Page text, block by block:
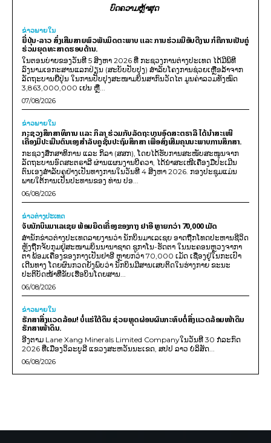
ບົດຄວາມຫຼ້າສຸດ
ຂ່າວພາຍ​ໃນ
ຍີ່ປຸ່ນ-ລາວ ສົ່ງເສີມສາຍພົວພັນມິດຕະພາບ ແລະ ການຮ່ວມມືອັນດີງາມ ກໍຄືການເປັນຄູ່
ຮ່ວມຍຸດທະສາດຮອບດ້ານ.
ໃນຕອນບ່າຍຂອງວັນທີ 5 ສິງຫາ 2026 ທີ່ ກະຊວງການຕ່າງປະເທດ ໄດ້ມີພິທີ
ລົງນາມເອກະສານແລກປ່ຽນ (ສະບັບປັບປຸງ) ສໍາລັບໂຄງການຊ່ວຍເຫຼືອລ້າຈາກ
ລັດຖະບານຍີ່ປຸ່ນ ໃນການປັບປຸງສະໜາມບິນສາກົນວັດໄຕ ມູນຄ່າລວມທັງໝົດ
3,863,000,000 ເຢນ ຫຼື...
07/08/2026
ຂ່າວພາຍ​ໃນ
ກະຊວງສຶກສາທິການ ແລະ ກິລາ ຮ່ວມກັບລັດຖະບານອົດສະຕຣາລີ ໄດ້ນຳສະເໜີ
ເຄື່ອງມືປະເມີນຕົນເອງສຳລັບຄູຊັ້ນປະຖົມສຶກສາ ເພື່ອສົ່ງເສີມຄຸນນະພາບການສຶກສາ.
ກະຊວງສຶກສາທິການ ແລະ ກິລາ (ສສກ), ໂດຍໄດ້ຮັບການສະໜັບສະໜູນຈາກ
ລັດຖະບານອົດສະຕຣາລີ ຜ່ານແຜນງານບີຄວາ, ໄດ້ນຳສະເໜີເຄື່ອງມືປະເມີນ
ຕົນເອງສຳລັບຄູຢ່າງເປັນທາງການໃນວັນທີ 4 ສິງຫາ 2026. ກອງປະຊຸມແມ່ນ
ພາຍໃຕ້ການເປັນປະທານຂອງ ທ່ານ ປອ...
06/08/2026
ຂ່າວຕ່າງປະເທດ
ຈັບນັກບິນມາເລເຊຍ ພ້ອມຍຶດເຄື່ອງຂອງກາງ ຢາອີ ຫຼາຍກວ່າ 70,000 ເມັດ
ສຳນັກຂ່າວຕ່າງປະເທດລາຍງານວ່າ ນັກບິນມາເລເຊຍ ອາດຖືກໂທດປະຫານຊີວິດ
ຫຼັງຖືກຈັບກຸມຢູ່ສະໜາມບິນນານາຊາດ ຊູກາໂນ-ຮັດຕາ ໃນນະຄອນຫຼວງຈາກາ
ຕາ ພ້ອມເຄື່ອງຂອງກາງເປັນຢາອີ ຫຼາຍກວ່າ 70,000 ເມັດ ເຊື່ອງຢູ່ໃນກະເປົາ
ເດີນທາງ ໂດຍຜົນກວດຍັງພົບວ່າ ນັກບິນມີສານເສບຕິດໃນຮ່າງກາຍ ຂະນະ
ປະຕິບັດໜ້າທີ່ຂັບເຮືອບິນໂດຍສານ...
06/08/2026
ຂ່າວພາຍ​ໃນ
ຮັກສາສິ່ງແວດລ້ອມ! ບໍ່ແຮ່ໃຕ້ດິນ ຊ່ວຍຫຼຸດຜ່ອນຜົນກະທົບຕໍ່ສິ່ງແວດລ້ອມໜ້າດິນ
ຮັກສາໜ້າດິນ.
ອີງຕາມ Lane Xang Minerals Limited Companyໃນວັນທີ 30 ກໍລະກົດ
2026 ທີ່ເມືອງວິລະບູລີ ແຂວງສະຫວັນນະເຂດ, ສປປ ລາວ ບໍລິສັດ...
06/08/2026